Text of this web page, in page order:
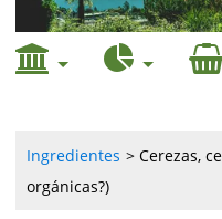
Ingredientes
Cerezas,
orgánicas?)